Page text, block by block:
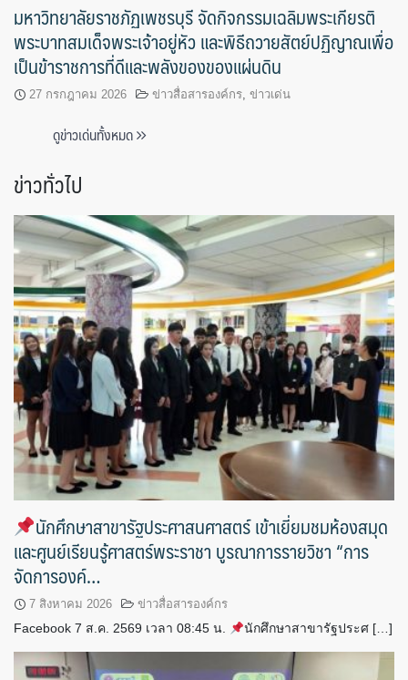
มหาวิทยาลัยราชภัฏเพชรบุรี จัดกิจกรรมเฉลิมพระเกียรติ
พระบาทสมเด็จพระเจ้าอยู่หัว และพิธีถวายสัตย์ปฏิญาณเพื่อ
เป็นข้าราชการที่ดีและพลังของของแผ่นดิน
27 กรกฎาคม 2026 ข่าวสื่อสารองค์กร, ข่าวเด่น
ดูข่าวเด่นทั้งหมด
ข่าวทั่วไป
นักศึกษาสาขารัฐประศาสนศาสตร์ เข้าเยี่ยมชมห้องสมุด
และศูนย์เรียนรู้ศาสตร์พระราชา บูรณาการรายวิชา “การ
จัดการองค์…
7 สิงหาคม 2026 ข่าวสื่อสารองค์กร
Facebook 7 ส.ค. 2569 เวลา 08:45 น. นักศึกษาสาขารัฐประศ […]